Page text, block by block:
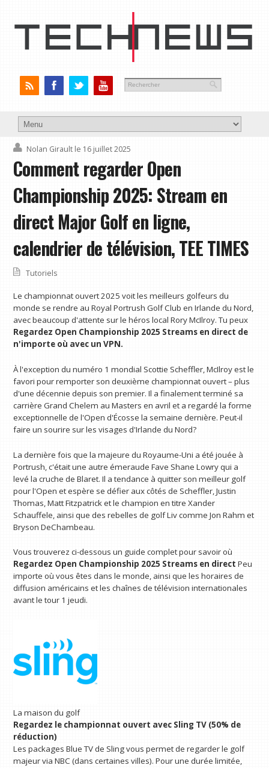
Nolan Girault le 16 juillet 2025
Comment regarder Open
Championship 2025: Stream en
direct Major Golf en ligne,
calendrier de télévision, TEE TIMES
Tutoriels
Le championnat ouvert 2025 voit les meilleurs golfeurs du
monde se rendre au Royal Portrush Golf Club en Irlande du Nord,
avec beaucoup d'attente sur le héros local Rory McIlroy. Tu peux
Regardez Open Championship 2025 Streams en direct de
n'importe où avec un VPN.
À l'exception du numéro 1 mondial Scottie Scheffler, McIlroy est le
favori pour remporter son deuxième championnat ouvert – plus
d'une décennie depuis son premier. Il a finalement terminé sa
carrière Grand Chelem au Masters en avril et a regardé la forme
exceptionnelle de l'Open d'Écosse la semaine dernière. Peut-il
faire un sourire sur les visages d'Irlande du Nord?
La dernière fois que la majeure du Royaume-Uni a été jouée à
Portrush, c'était une autre émeraude Fave Shane Lowry qui a
levé la cruche de Blaret. Il a tendance à quitter son meilleur golf
pour l'Open et espère se défier aux côtés de Scheffler, Justin
Thomas, Matt Fitzpatrick et le champion en titre Xander
Schauffele, ainsi que des rebelles de golf Liv comme Jon Rahm et
Bryson DeChambeau.
Vous trouverez ci-dessous un guide complet pour savoir où
Regardez Open Championship 2025 Streams en direct Peu
importe où vous êtes dans le monde, ainsi que les horaires de
diffusion américains et les chaînes de télévision internationales
avant le tour 1 jeudi.
La maison du golf
Regardez le championnat ouvert avec Sling TV (50% de
réduction)
Les packages Blue TV de Sling vous permet de regarder le golf
majeur via NBC (dans certaines villes). Pour une durée limitée,